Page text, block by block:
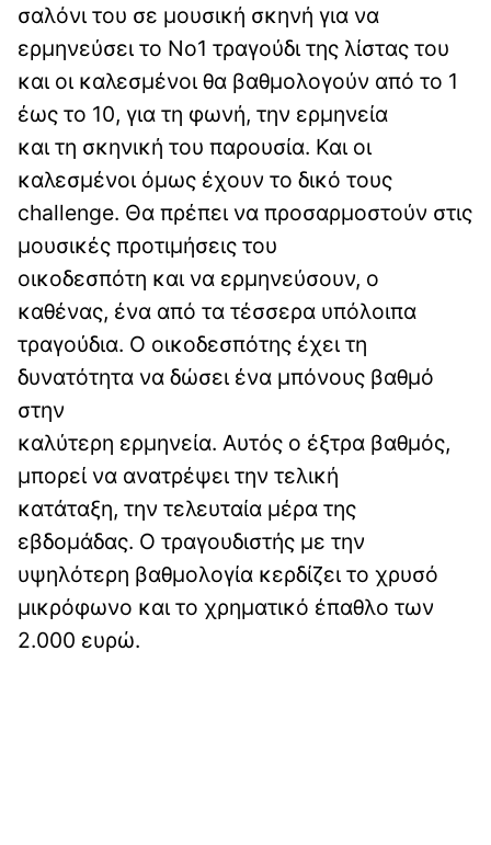
σαλόνι του σε μουσική σκηνή για να
ερμηνεύσει το No1 τραγούδι της λίστας του
και οι καλεσμένοι θα βαθμολογούν από το 1
έως το 10, για τη φωνή, την ερμηνεία
και τη σκηνική του παρουσία. Και οι
καλεσμένοι όμως έχουν το δικό τους
challenge. Θα πρέπει να προσαρμοστούν στις
μουσικές προτιμήσεις του
οικοδεσπότη και να ερμηνεύσουν, ο
καθένας, ένα από τα τέσσερα υπόλοιπα
τραγούδια. Ο οικοδεσπότης έχει τη
δυνατότητα να δώσει ένα μπόνους βαθμό
στην
καλύτερη ερμηνεία. Αυτός ο έξτρα βαθμός,
μπορεί να ανατρέψει την τελική
κατάταξη, την τελευταία μέρα της
εβδομάδας. Ο τραγουδιστής με την
υψηλότερη βαθμολογία κερδίζει το χρυσό
μικρόφωνο και το χρηματικό έπαθλο των
2.000 ευρώ.